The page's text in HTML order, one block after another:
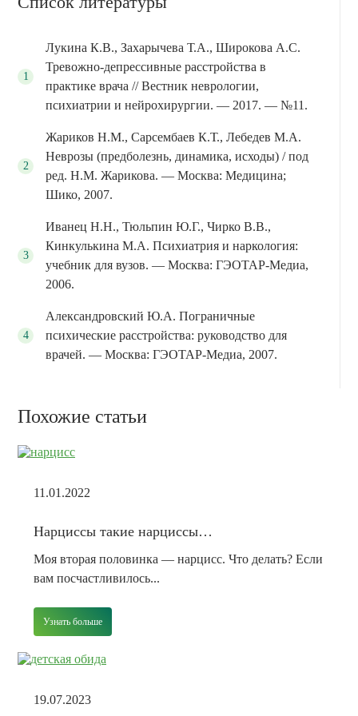
приема — следует обратиться за
Лукина К.В., Захарычева Т.А., Широкова А.С.
Тревожно-депрессивные расстройства в
практике врача // Вестник неврологии,
психиатрии и нейрохирургии. — 2017. — №11.
Жариков Н.М., Сарсембаев К.Т., Лебедев М.А.
Неврозы (предболезнь, динамика, исходы) / под
ред. Н.М. Жарикова. — Москва: Медицина;
Шико, 2007.
Иванец Н.Н., Тюльпин Ю.Г., Чирко В.В.,
Кинкулькина М.А. Психиатрия и наркология:
учебник для вузов. — Москва: ГЭОТАР-Медиа,
2006.
Александровский Ю.А. Пограничные
психические расстройства: руководство для
врачей. — Москва: ГЭОТАР-Медиа, 2007.
Похожие статьи
11.01.2022
Нарциссы такие нарциссы…
Моя вторая половинка — нарцисс. Что делать? Если
вам посчастливилось...
Узнать больше
19.07.2023